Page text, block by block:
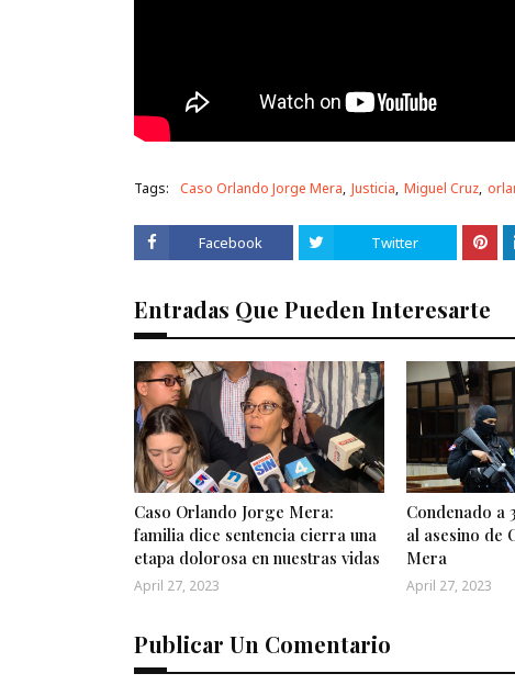
Tags: Caso Orlando Jorge Mera Justicia Miguel Cruz
Facebook Twitter
Entradas Que Pueden Interesarte
Caso Orlando Jorge Mera:
familia dice sentencia cierra una
etapa dolorosa en nuestras vidas
April 27, 2023
Condenado a
al asesino de
Mera
April 27, 2023
Publicar Un Comentario